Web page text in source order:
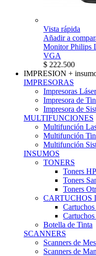
Vista rápida
Añadir a
Monitor Philips
VGA
$ 222.500
IMPRESION +
IMPRESORAS
Impresoras Láser
Impresora de
Impresora de
MULTIFUNCIONES
Multifunción
Multifunción
Multifunción
INSUMOS
TONERS
Toners HP
Toners
Toners
CARTUCHOS
Botella de Tinta
SCANNERS
Scanners de
Scanners de